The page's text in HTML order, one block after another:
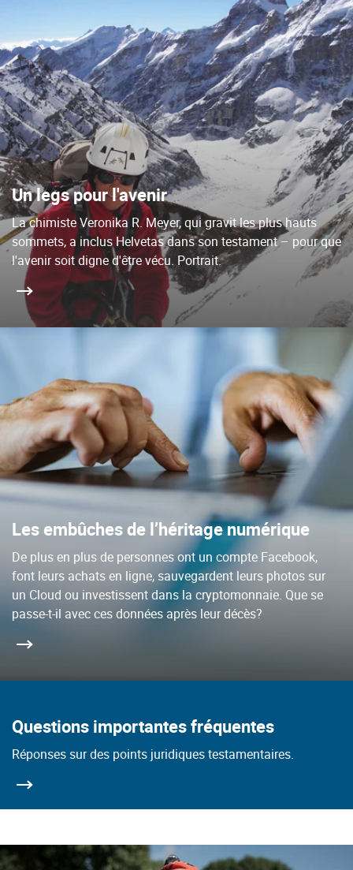
Un legs pour l'avenir
La chimiste Veronika R. Meyer, qui gravit les plus hauts
sommets, a inclus Helvetas dans son testament – pour que
l'avenir soit digne d'être vécu. Portrait.
Les embûches de l’héritage numérique
De plus en plus de personnes ont un compte Facebook,
font leurs achats en ligne, sauvegardent leurs photos sur
un Cloud ou investissent dans la cryptomonnaie. Que se
passe-t-il avec ces données après leur décès?
Questions importantes fréquentes
Réponses sur des points juridiques testamentaires.